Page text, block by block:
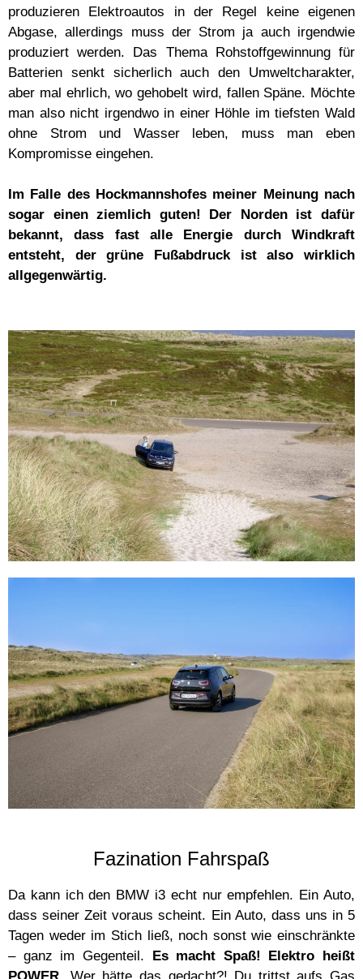
produzieren Elektroautos in der Regel keine eigenen
Abgase, allerdings muss der Strom ja auch irgendwie
produziert werden. Das Thema Rohstoffgewinnung für
Batterien senkt sicherlich auch den Umweltcharakter,
aber mal ehrlich, wo gehobelt wird, fallen Späne. Möchte
man also nicht irgendwo in einer Höhle im tiefsten Wald
ohne Strom und Wasser leben, muss man eben
Kompromisse eingehen.
Im Falle des Hockmannshofes meiner Meinung nach
sogar einen ziemlich guten!
Der Norden ist dafür
bekannt, dass fast alle Energie durch Windkraft
entsteht, der grüne Fußabdruck ist also wirklich
allgegenwärtig.
Fazination Fahrspaß
Da kann ich den BMW i3 echt nur empfehlen. Ein Auto,
dass seiner Zeit voraus scheint. Ein Auto, dass uns in 5
Tagen weder im Stich ließ, noch sonst wie einschränkte
– ganz im Gegenteil.
Es macht Spaß! Elektro heißt